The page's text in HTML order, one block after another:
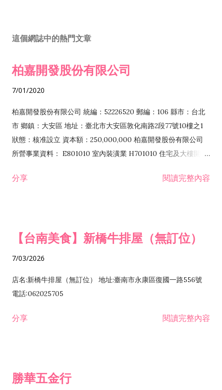
這個網誌中的熱門文章
柏嘉開發股份有限公司
7/01/2020
柏嘉開發股份有限公司 統編：52226520 郵編：106 縣市：台北
市 鄉鎮：大安區 地址：臺北市大安區敦化南路2段77號10樓之1
狀態：核准設立 資本額：250,000,000 柏嘉開發股份有限公司
所營事業資料： E801010 室內裝潢業 H701010 住宅及大樓開發
發業 H703090 不動產買賣業 H703100 不動產租賃業 I503010
分享 閱讀完整內容
【台南美食】新橋牛排屋（無訂位）
7/03/2026
店名:新橋牛排屋（無訂位） 地址:臺南市永康區復國一路556號
電話:062025705
分享 閱讀完整內容
勝華五金行